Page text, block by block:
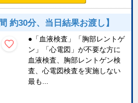
約30分、当日結果お渡し】
●「血液検査」「胸部レントゲ
ン」「心電図」が不要な方に
血液検査、胸部レントゲン検
査、心電図検査を実施しない
最も...